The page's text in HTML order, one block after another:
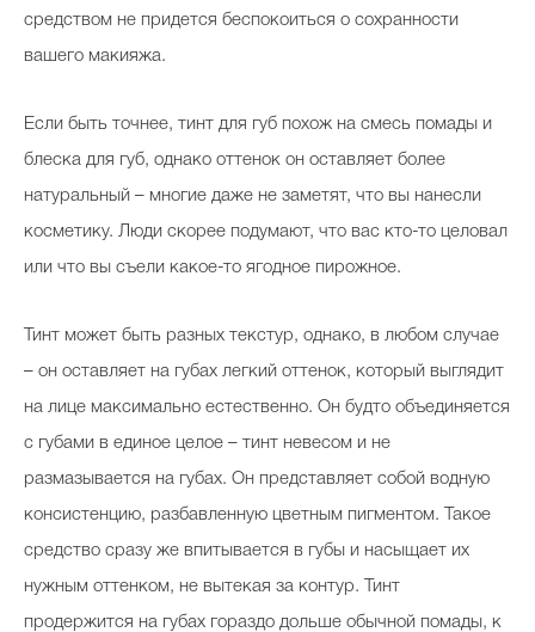
средством не придется беспокоиться о сохранности
вашего макияжа.
Если быть точнее, тинт для губ похож на смесь помады и
блеска для губ, однако оттенок он оставляет более
натуральный – многие даже не заметят, что вы нанесли
косметику. Люди скорее подумают, что вас кто-то целовал
или что вы съели какое-то ягодное пирожное.
Тинт может быть разных текстур, однако, в любом случае
– он оставляет на губах легкий оттенок, который выглядит
на лице максимально естественно. Он будто объединяется
с губами в единое целое – тинт невесом и не
размазывается на губах. Он представляет собой водную
консистенцию, разбавленную цветным пигментом. Такое
средство сразу же впитывается в губы и насыщает их
нужным оттенком, не вытекая за контур. Тинт
продержится на губах гораздо дольше обычной помады, к